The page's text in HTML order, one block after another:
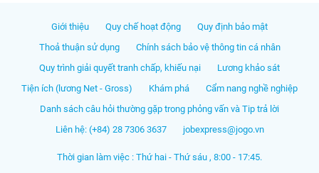
Giới thiệu Quy chế hoạt động
Quy định bảo mật
Thoả thuận sử dụng
Chính sách bảo vệ thông tin cá nhân
Quy trình giải quyết tranh chấp, khiếu nại
Lương khảo sát
Tiện ích (lương Net - Gross)
Khám phá
Cẩm nang nghề nghiệp
Danh sách câu hỏi thường gặp trong phỏng vấn và Tip trả lời
Liên hệ: (+84) 28 7306 3637
jobexpress@jogo.vn
Thời gian làm việc : Thứ hai - Thứ sáu , 8:00 - 17:45.